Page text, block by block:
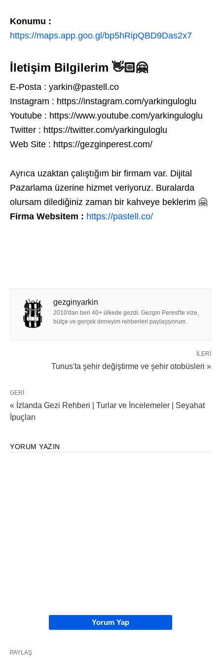
Konumu :
https://maps.app.goo.gl/bp5hRipQBD9Das2x7
İletişim Bilgilerim 👋🏻🤗
E-Posta : yarkin@pastell.co
Instagram : https://instagram.com/yarkinguloglu
Youtube : https://www.youtube.com/yarkinguloglu
Twitter : https://twitter.com/yarkinguloglu
Web Site : https://gezginperest.com/
Ayrıca uzaktan çalıştığım bir firmam var. Dijital
Pazarlama üzerine hizmet veriyoruz. Buralarda
olursam dilediğiniz zaman bir kahveye beklerim 🤗
Firma Websitem : https://pastell.co/
gezginyarkin
2010'dan beri 40+ ülkede gezdi. Gezgin Perest'te vize,
bütçe ve gerçek deneyim rehberleri paylaşıyorum.
İLERI
Tunus'ta şehir değiştirme ve şehir otobüsleri »
GERI
« İzlanda Gezi Rehberi | Turlar ve İncelemeler | Seyahat
İpuçları
YORUM YAZIN
Yorum Yap
PAYLAŞ